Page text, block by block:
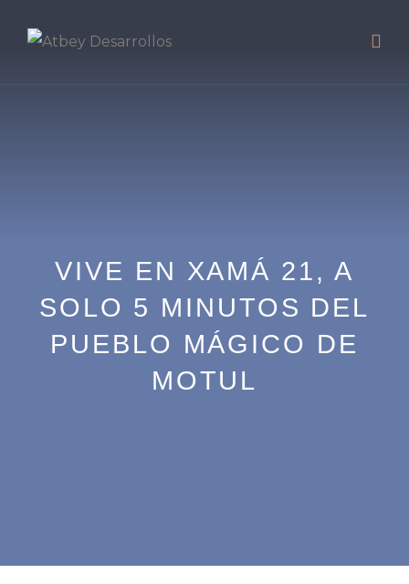
VIVE EN XAMÁ 21, A
SOLO 5 MINUTOS DEL
PUEBLO MÁGICO DE
MOTUL